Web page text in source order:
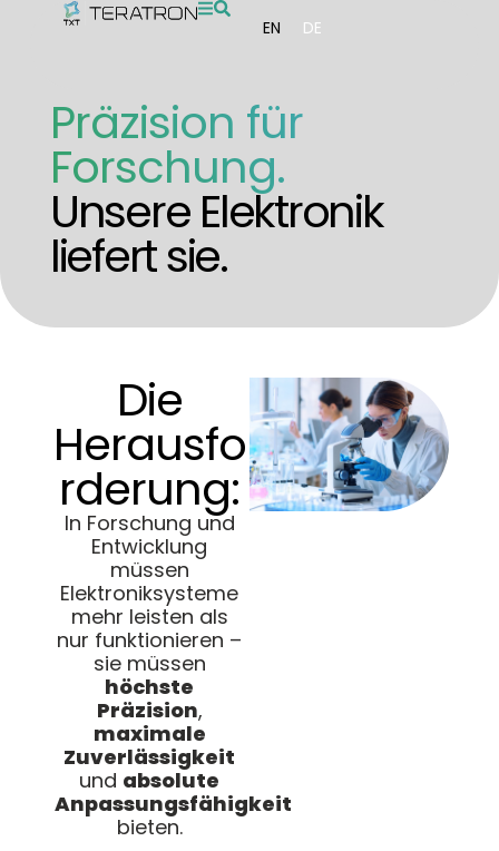
EN DE
Präzision für
Forschung.
Unsere Elektronik
liefert sie.
Die
Herausfo
rderung:
In Forschung und
Entwicklung
müssen
Elektroniksysteme
mehr leisten als
nur funktionieren –
sie müssen
höchste
Präzision,
maximale
Zuverlässigkeit
und absolute
Anpassungsfähigkeit
bieten.